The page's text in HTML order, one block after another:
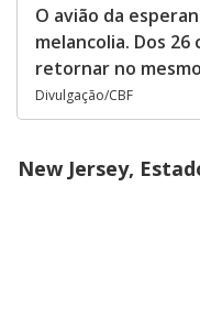
O avião da
melancolia. Dos
retornar no
Divulgação/CBF
New Jersey,